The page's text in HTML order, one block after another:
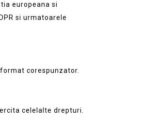
europeana si
si urmatoarele
corespunzator.
celelalte drepturi.